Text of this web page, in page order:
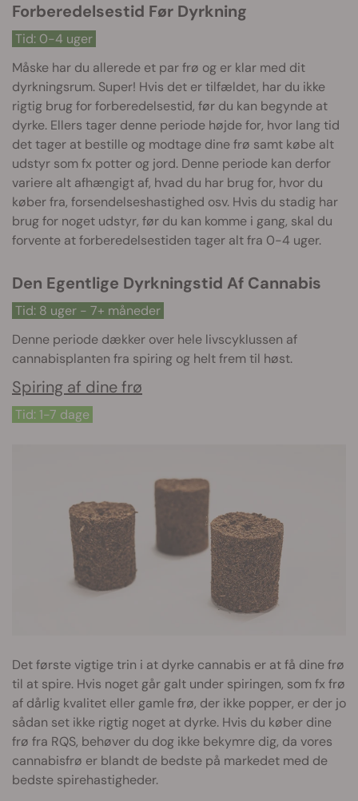
Forberedelsestid Før Dyrkning
Tid: 0-4 uger
Måske har du allerede et par frø og er klar med dit
dyrkningsrum. Super! Hvis det er tilfældet, har du ikke
rigtig brug for forberedelsestid, før du kan begynde at
dyrke. Ellers tager denne periode højde for, hvor lang tid
det tager at bestille og modtage dine frø samt købe alt
udstyr som fx potter og jord. Denne periode kan derfor
variere alt afhængigt af, hvad du har brug for, hvor du
køber fra, forsendelseshastighed osv. Hvis du stadig har
brug for noget udstyr, før du kan komme i gang, skal du
forvente at forberedelsestiden tager alt fra 0-4 uger.
Den Egentlige Dyrkningstid Af Cannabis
Tid: 8 uger - 7+ måneder
Denne periode dækker over hele livscyklussen af
cannabisplanten fra spiring og helt frem til høst.
Spiring af dine frø
Tid: 1-7 dage
Det første vigtige trin i at dyrke cannabis er at få dine frø
til at spire. Hvis noget går galt under spiringen, som fx frø
af dårlig kvalitet eller gamle frø, der ikke popper, er der jo
sådan set ikke rigtig noget at dyrke. Hvis du køber dine
frø fra RQS, behøver du dog ikke bekymre dig, da vores
cannabisfrø er blandt de bedste på markedet med de
bedste spirehastigheder.